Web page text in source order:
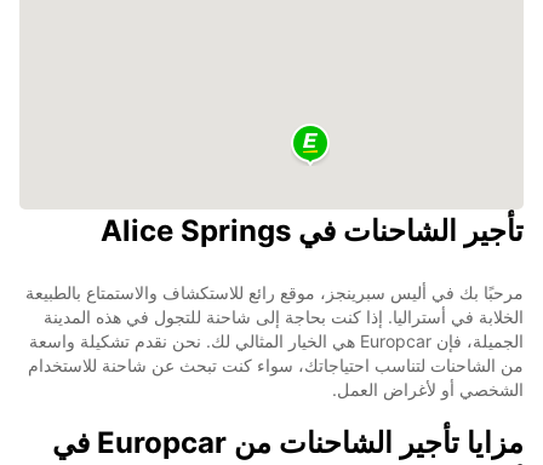
تأجير الشاحنات في Alice Springs
مرحبًا بك في أليس سبرينجز، موقع رائع للاستكشاف والاستمتاع بالطبيعة
الخلابة في أستراليا. إذا كنت بحاجة إلى شاحنة للتجول في هذه المدينة
الجميلة، فإن Europcar هي الخيار المثالي لك. نحن نقدم تشكيلة واسعة
من الشاحنات لتناسب احتياجاتك، سواء كنت تبحث عن شاحنة للاستخدام
الشخصي أو لأغراض العمل.
مزايا تأجير الشاحنات من Europcar في